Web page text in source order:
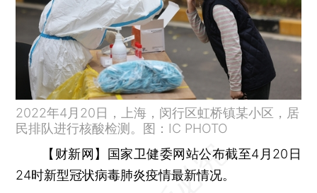
2022年4月20日，上海，闵行区虹桥镇某小区，居
民排队进行核酸检测。图：IC PHOTO
【财新网】 国家卫健委网站公布截至4月20日
24时新型冠状病毒肺炎疫情最新情况。